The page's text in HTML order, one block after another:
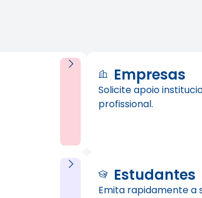
Empresas
Solicite apoio
profissional.
Estudantes
Emita rapidamente a